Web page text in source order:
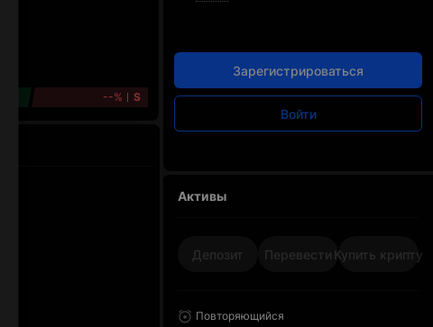
--% S
Зарегистрироваться
Войти
Активы
Депозит Перевести Купить крипту
Повторяющийся